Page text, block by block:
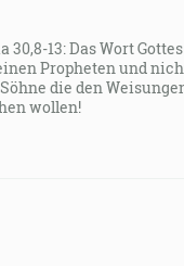
30,8-13: Das Wort
Propheten und
die den
wollen!